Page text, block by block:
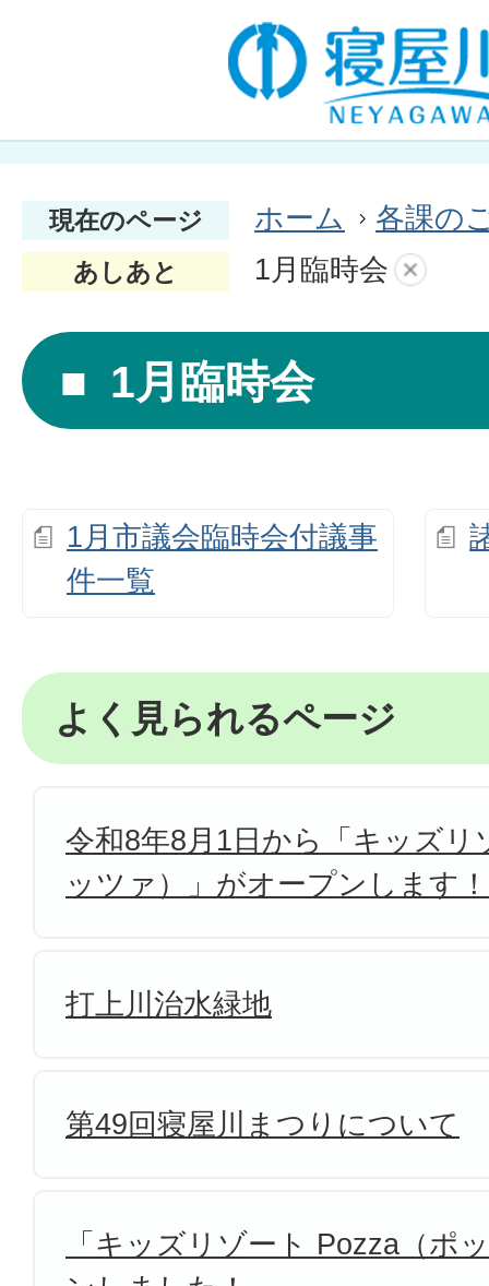
現在のページ ホーム 各課の
あしあと 1月臨時会
1月臨時会
1月市議会臨時会付議事
件一覧
よく見られるページ
令和8年8月1日から「キッズリ
ッツァ）」がオープンします！
打上川治水緑地
第49回寝屋川まつりについて
「キッズリゾート Pozza（ポ